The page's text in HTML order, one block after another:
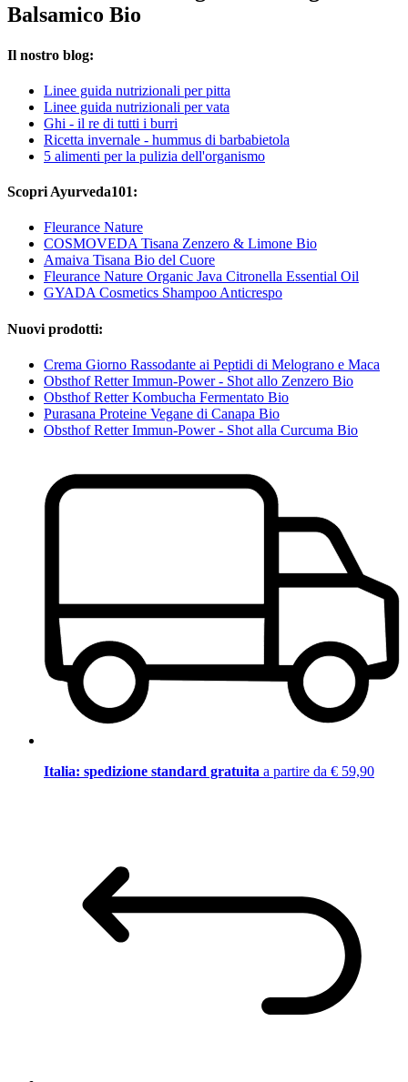
Balsamico Bio
Il nostro blog:
Linee guida nutrizionali per pitta
Linee guida nutrizionali per vata
Ghi - il re di tutti i burri
Ricetta invernale - hummus di barbabietola
5 alimenti per la pulizia dell'organismo
Scopri Ayurveda101:
Fleurance Nature
COSMOVEDA Tisana Zenzero & Limone Bio
Amaiva Tisana Bio del Cuore
Fleurance Nature Organic Java Citronella Essential Oil
GYADA Cosmetics Shampoo Anticrespo
Nuovi prodotti:
Crema Giorno Rassodante ai Peptidi di Melograno e Maca
Obsthof Retter Immun-Power - Shot allo Zenzero Bio
Obsthof Retter Kombucha Fermentato Bio
Purasana Proteine Vegane di Canapa Bio
Obsthof Retter Immun-Power - Shot alla Curcuma Bio
Italia: spedizione standard gratuita a partire da € 59,90